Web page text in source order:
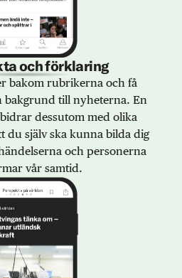
och förklaring
bakom rubrikerna och få
bakgrund till nyheterna. En
dessutom med olika
du själv ska kunna bilda dig
och personerna
vår samtid.